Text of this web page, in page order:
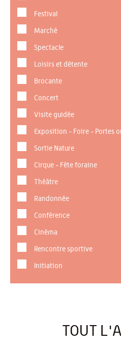
Festival
Marché
Spectacle
Loisirs et détente
Brocante
Concert
Visite guidée
Exposition - Foire - Portes
Sortie Nature
Cirque - Fête foraine
Théâtre
Randonnée
Conférence
Cinéma
Rencontre sportive
Initiation
TOUT